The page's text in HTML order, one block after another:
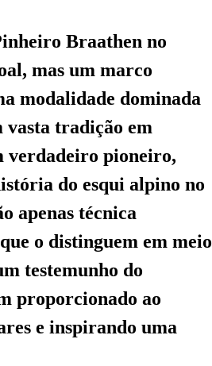
Braathen no
mas um marco
modalidade dominada
vasta tradição em
verdadeiro pioneiro,
do esqui alpino no
apenas técnica
o distinguem em meio
testemunho do
proporcionado ao
e inspirando uma